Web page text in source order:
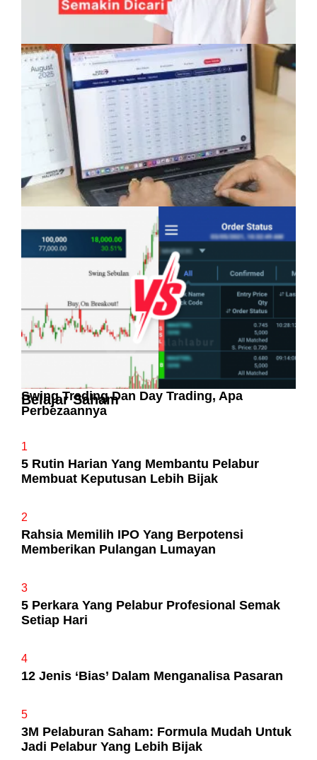
Anak Mampu Menguasai Dua atau Tiga
Bahasa: Kelebihan Yang Semakin Dicari
Pelaburan Saham Bukan Untuk Mereka Yang
Suka ‘Stress’
Swing Trading Dan Day Trading, Apa
Perbezaannya
Belajar Saham
1
5 Rutin Harian Yang Membantu Pelabur
Membuat Keputusan Lebih Bijak
2
Rahsia Memilih IPO Yang Berpotensi
Memberikan Pulangan Lumayan
3
5 Perkara Yang Pelabur Profesional Semak
Setiap Hari
4
12 Jenis ‘Bias’ Dalam Menganalisa Pasaran
5
3M Pelaburan Saham: Formula Mudah Untuk
Jadi Pelabur Yang Lebih Bijak